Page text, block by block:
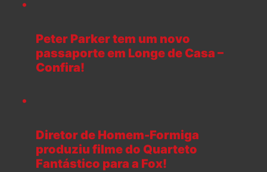
Peter Parker tem um novo
passaporte em Longe de Casa –
Confira!
Diretor de Homem-Formiga
produziu filme do Quarteto
Fantástico para a Fox!